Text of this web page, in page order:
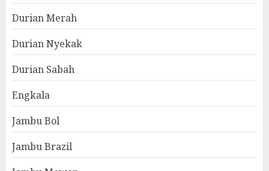
Durian Merah
Durian Nyekak
Durian Sabah
Engkala
Jambu Bol
Jambu Brazil